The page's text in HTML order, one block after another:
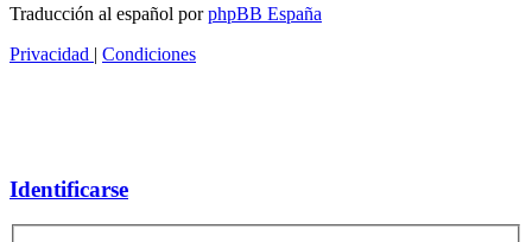
Traducción al español porphpBB España
Privacidad | Condiciones
Identificarse